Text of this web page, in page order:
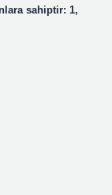
sahiptir: 1,